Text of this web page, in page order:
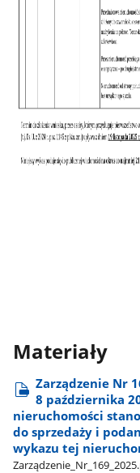
Materiały
Zarządzenie Nr
8 października
nieruchomości
do sprzedaży i
wykazu tej